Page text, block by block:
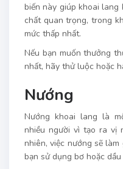
biến này giúp khoai lang
chất quan trọng, trong
mức thấp nhất.
Nếu bạn muốn thưởng
nhất, hãy thử luộc hoặc
Nướng
Nướng khoai lang là
nhiều người vì tạo ra vị
nhiên, việc nướng sẽ
bạn sử dụng bơ hoặc